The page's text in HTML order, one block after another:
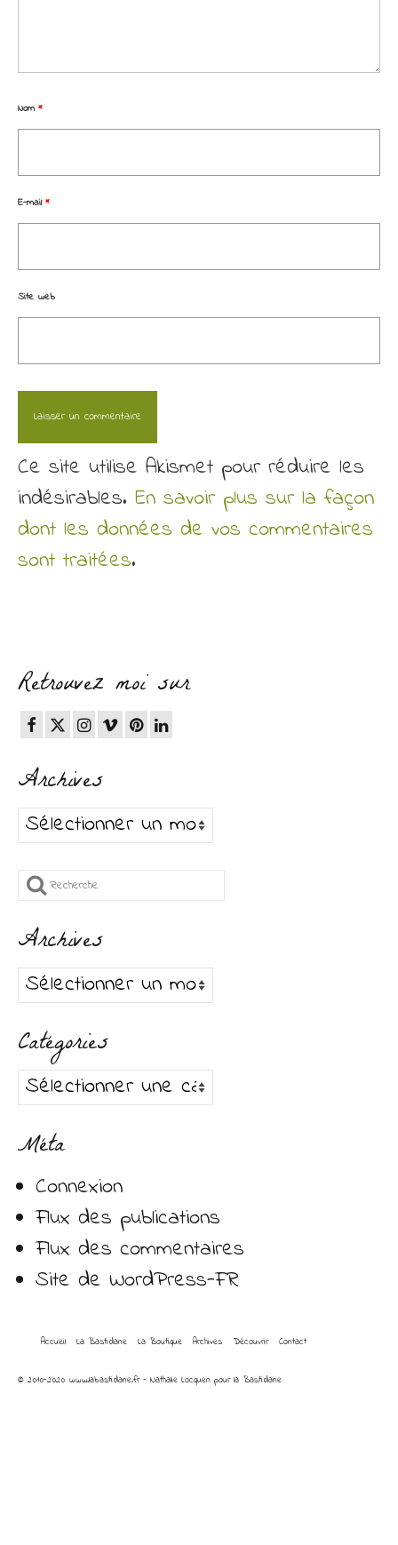
Nom *
E-mail*
Site web
Ce site utilise Akismet pour réduire les
indésirables. En savoir plus sur la façon
dont les données de vos commentaires
sont traitées.
Retrouvez moi sur
Archives
Archives
Rechercher
Archives
Archives
Catégories
Catégories
Méta
Connexion
Flux des publications
Flux des commentaires
Site de WordPress-FR
Accueil La Bastidane La Boutique Archives Découvrir Contact
© 2010-2020 www.labastidane.fr - Nathalie Locquen pour la Bastidane